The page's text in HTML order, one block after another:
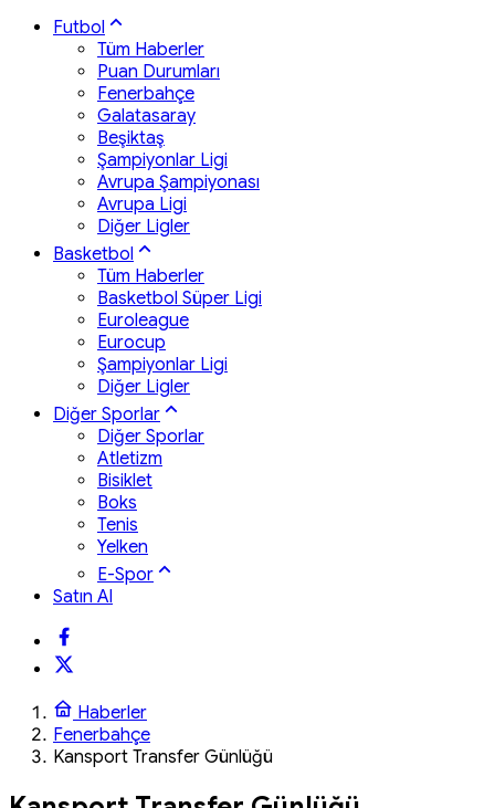
Futbol
Tüm Haberler
Puan Durumları
Fenerbahçe
Galatasaray
Beşiktaş
Şampiyonlar Ligi
Avrupa Şampiyonası
Avrupa Ligi
Diğer Ligler
Basketbol
Tüm Haberler
Basketbol Süper Ligi
Euroleague
Eurocup
Şampiyonlar Ligi
Diğer Ligler
Diğer Sporlar
Diğer Sporlar
Atletizm
Bisiklet
Boks
Tenis
Yelken
E-Spor
Satın Al
Haberler
Fenerbahçe
Kansport Transfer Günlüğü